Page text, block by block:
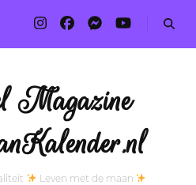
Magazine
Leven met de maan